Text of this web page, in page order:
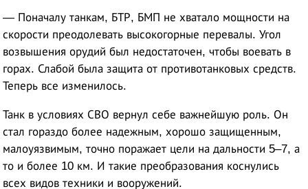
— Поначалу танкам, БТР, БМП не хватало мощности на
скорости преодолевать высокогорные перевалы. Угол
возвышения орудий был недостаточен, чтобы воевать в
горах. Слабой была защита от противотанковых средств.
Теперь все изменилось.
Танк в условиях СВО вернул себе важнейшую роль. Он
стал гораздо более надежным, хорошо защищенным,
малоуязвимым, точно поражает цели на дальности 5–7, а
то и более 10 км. И такие преобразования коснулись
всех видов техники и вооружений.